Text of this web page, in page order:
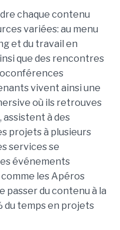
chaque contenu
variées: au menu
et du travail en
que des rencontres
vivent ainsi une
où ils retrouves
à des
projets à plusieurs
services se
événements
les Apéros
passer du contenu à la
du temps en projets